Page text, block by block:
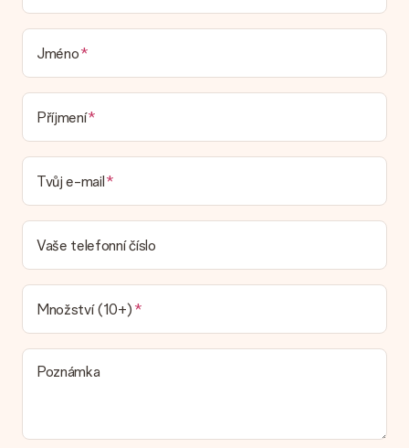
V současné době nemáme (ještě) službu dárkového balení,
která by zabalila váš dárek. Dárky dodáváme ve slavnostním
balení. To znamená, že váš dar je připraven být doručen nebo
Dodací lhůta, možnosti dodání a náklady na
doručení
Mohu si vybrat datum dodání?
Není možné zvolit konkrétní datum dodání.
Jaká je dodací lhůta a kdy dostávám dárek?
Dodací lhůtu naleznete na stránce produktu. Můžete věřit, že
náš dopravce vám dodá váš dárek.
Jaké možnosti doručení si mohu vybrat?
V současné době není možné zvolit možnost doručení. Dárek,
který chcete objednat, je buď odeslán jako balíček nebo jako
doručování poštovní schránky. Chcete vědět, na kterou
možnost spadá vaše objednávka? Kontaktujte prosím náš
zákaznický servis.
Jak mohu zaplatit objednávku?
Jméno
Příjmení
Tvůj e-mail
Vaše telefonní číslo
Množství (10+)
Poznámka